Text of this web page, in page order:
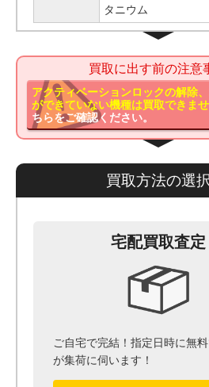
タニウム
買取に出す前の注意
アクティベーションロックの解除
ができていない機種は買取できま
ちらをご確認ください。
買取方法の選
宅配買取査定
ご自宅で完結！指定日時に無
が集荷に伺います！